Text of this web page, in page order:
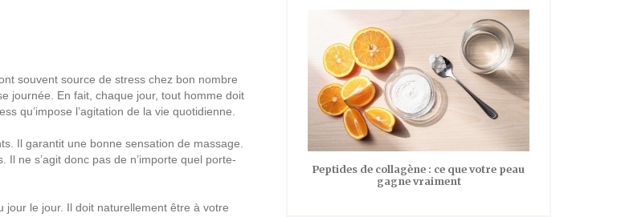
souvent source de stress chez bon nombre
journée. En fait, chaque jour, tout homme doit
qu’impose l’agitation de la vie quotidienne.
Il garantit une bonne sensation de massage.
ne s’agit donc pas de n’importe quel porte-
le jour. Il doit naturellement être à votre
Peptides de collagène : ce que votre peau
gagne vraiment